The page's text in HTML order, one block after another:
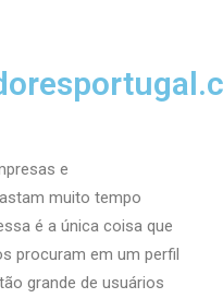
e
muito tempo
é a única coisa que
procuram em um perfil
grande de usuários